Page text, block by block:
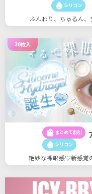
water_drop シリコン
ふんわり、ちゅるん
30枚入
shopping_bag まとめて割引
water_drop シリコン
絶妙な裸眼感♡新感覚